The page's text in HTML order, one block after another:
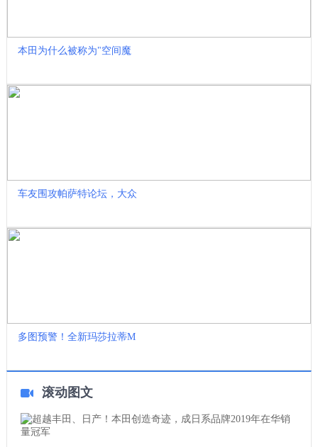
本田为什么被称为"空间魔
车友围攻帕萨特论坛，大众
多图预警！全新玛莎拉蒂M
滚动图文